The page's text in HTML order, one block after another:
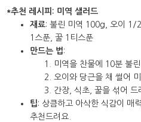
*추천 레시피: 미역 샐러드
재료: 불린 미역 100g, 오이 1/
1스푼, 꿀 1티스푼
만드는 법:
미역을 찬물에 10분 불
오이와 당근을 채 썰어
간장, 식초, 꿀을 섞어 드
팁: 상큼하고 아삭한 식감이 매
추천드려요.